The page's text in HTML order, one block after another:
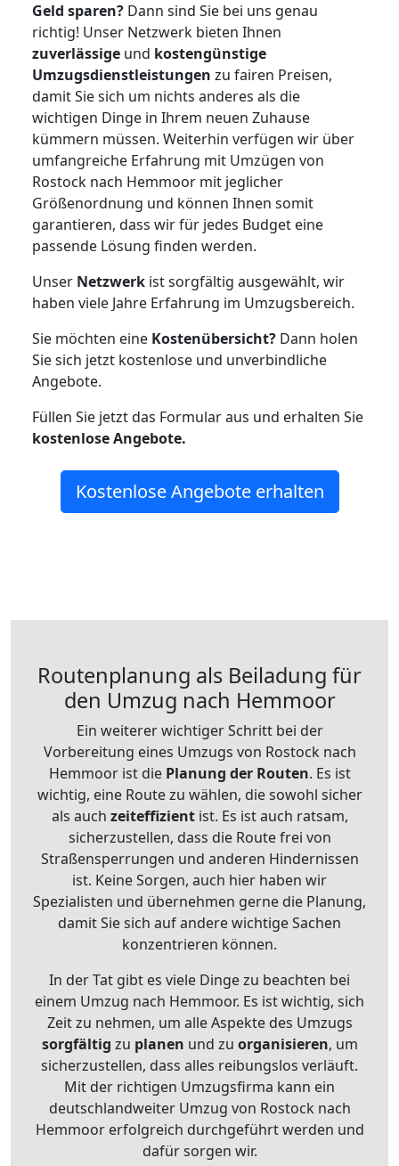
Geld sparen? Dann sind Sie bei uns genau
richtig! Unser Netzwerk bieten Ihnen
zuverlässige und kostengünstige
Umzugsdienstleistungen zu fairen Preisen,
damit Sie sich um nichts anderes als die
wichtigen Dinge in Ihrem neuen Zuhause
kümmern müssen. Weiterhin verfügen wir über
umfangreiche Erfahrung mit Umzügen von
Rostock nach Hemmoor mit jeglicher
Größenordnung und können Ihnen somit
garantieren, dass wir für jedes Budget eine
passende Lösung finden werden.
Unser Netzwerk ist sorgfältig ausgewählt, wir
haben viele Jahre Erfahrung im Umzugsbereich.
Sie möchten eine Kostenübersicht? Dann holen
Sie sich jetzt kostenlose und unverbindliche
Angebote.
Füllen Sie jetzt das Formular aus und erhalten Sie
kostenloseAngebote.
Kostenlose Angebote erhalten
Routenplanung als Beiladung für
den Umzug nach Hemmoor
Ein weiterer wichtiger Schritt bei der
Vorbereitung eines Umzugs von Rostock nach
Hemmoor ist diePlanung der Routen. Es ist
wichtig, eine Route zu wählen, die sowohl sicher
als auch zeiteffizientist. Es ist auch ratsam,
sicherzustellen, dass die Route frei von
Straßensperrungen und anderen Hindernissen
ist. Keine Sorgen, auch hier haben wir
Spezialisten und übernehmen gerne die Planung,
damit Sie sich auf andere wichtige Sachen
konzentrieren können.
In der Tat gibt es viele Dinge zu beachten bei
einem Umzug nach Hemmoor. Es ist wichtig, sich
Zeit zu nehmen, um alle Aspekte des Umzugs
sorgfältig zu planen und zu organisieren, um
sicherzustellen, dass alles reibungslos verläuft.
Mit der richtigen Umzugsfirma kann ein
deutschlandweiter Umzug von Rostock nach
Hemmoor erfolgreich durchgeführt werden und
dafür sorgen wir.